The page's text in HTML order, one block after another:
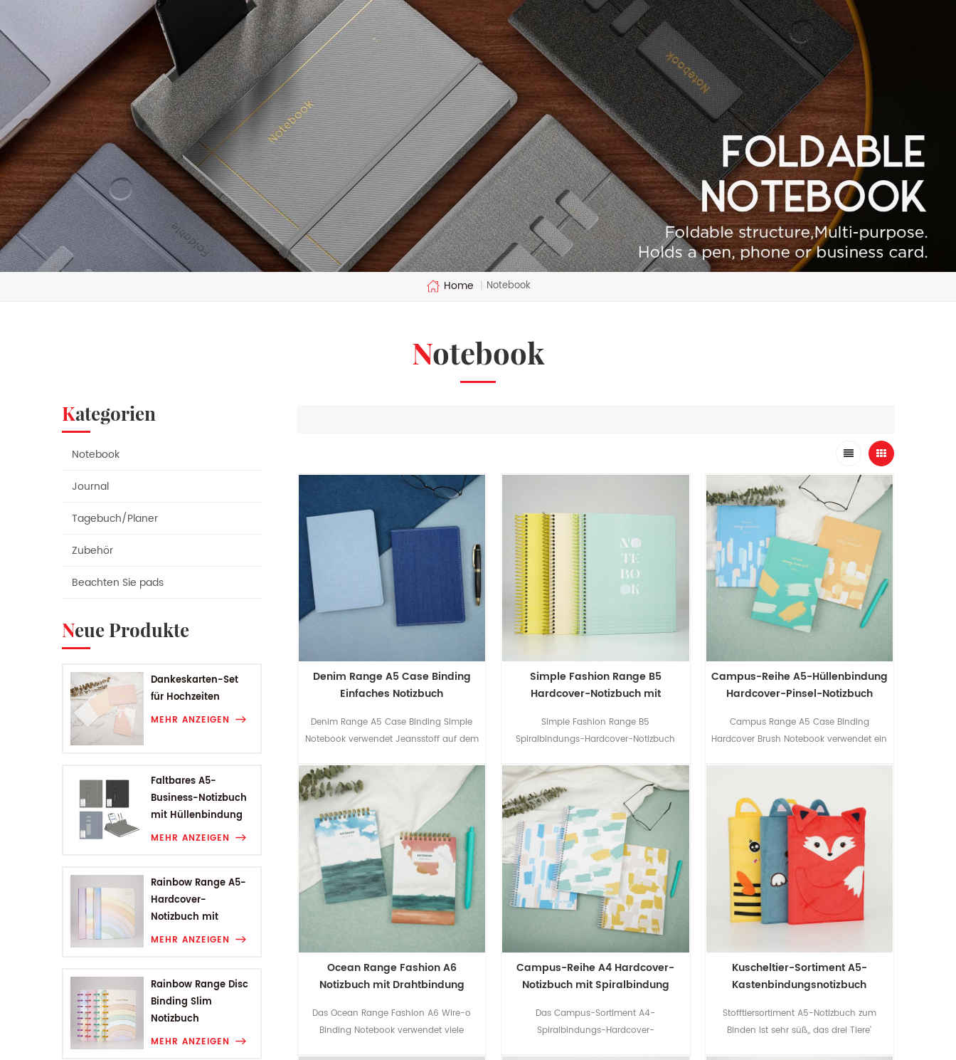
Home | Notebook
Notebook
Kategorien
Notebook
Journal
Tagebuch/Planer
Zubehör
Beachten Sie pads
Neue Produkte
Dankeskarten-Set
für Hochzeiten
MEHR ANZEIGEN
Faltbares A5-
Business-Notizbuch
mit Hüllenbindung
MEHR ANZEIGEN
Rainbow Range A5-
Hardcover-
Notizbuch mit
Hüllenbindung
MEHR ANZEIGEN
Rainbow Range Disc
Binding Slim
Notizbuch
MEHR ANZEIGEN
Denim Range A5 Case Binding
Einfaches Notizbuch
Denim Range A5 Case Binding Simple
Notebook verwendet Jeansstoff auf dem
was einfach und elegant ist.
Simple Fashion Range B5
Hardcover-Notizbuch mit
Simple Fashion Range B5
Spiralbindungs-Hardcover-Notizbuch
Artikel elegant zu machen.
Campus-Reihe A5-Hüllenbindung
Hardcover-Pinsel-Notizbuch
Campus Range A5 Case Binding
Hardcover Brush Notebook verwendet ein
Ocean Range Fashion A6
Notizbuch mit Drahtbindung
Das Ocean Range Fashion A6 Wire-o
Binding Notebook verwendet viele
Campus-Reihe A4 Hardcover-
Notizbuch mit Spiralbindung
Das Campus-Sortiment A4-
Spiralbindungs-Hardcover-
Kuscheltier-Sortiment A5-
Kastenbindungsnotizbuch
Stofftiersortiment A5-Notizbuch zum
Binden ist sehr süß,, das drei Tiere'